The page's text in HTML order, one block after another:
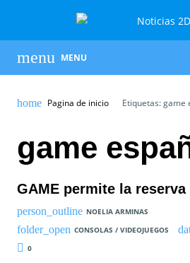
MENU
Pagina de inicio Etiquetas: game
game
GAME permite la reserva
NOELIA ARMINAS
CONSOLAS / VIDEOJUEGOS
0